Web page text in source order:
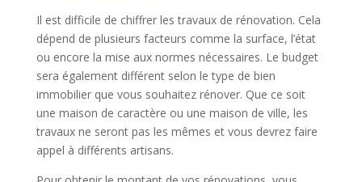
Il est difficile de chiffrer les travaux de rénovation. Cela
dépend de plusieurs facteurs comme la surface, l’état
ou encore la mise aux normes nécessaires. Le budget
sera également différent selon le type de bien
immobilier que vous souhaitez rénover. Que ce soit
une maison de caractère ou une maison de ville, les
travaux ne seront pas les mêmes et vous devrez faire
appel à différents artisans.